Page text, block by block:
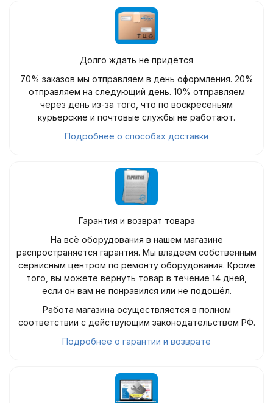
Долго ждать не придётся
70% заказов мы отправляем в день оформления. 20%
отправляем на следующий день. 10% отправляем
через день из-за того, что по воскресеньям
курьерские и почтовые службы не работают.
Подробнее о способах доставки
Гарантия и возврат товара
На всё оборудования в нашем магазине
распространяется гарантия. Мы владеем собственным
сервисным центром по ремонту оборудования. Кроме
того, вы можете вернуть товар в течение 14 дней,
если он вам не понравился или не подошёл.
Работа магазина осуществляется в полном
соответствии с действующим законодательством РФ.
Подробнее о гарантии и возврате